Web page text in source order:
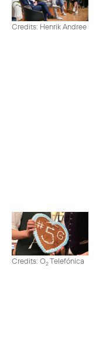
Credits: Henrik Andree
Credits: O2Telefónica